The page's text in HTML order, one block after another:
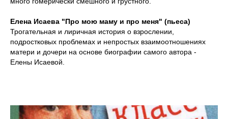
Елена Исаева "Про мою маму и про меня" (пьеса)
Трогательная и лиричная история о взрослении,
подростковых проблемах и непростых взаимоотношениях
матери и дочери на основе биографии самого автора -
Елены Исаевой.